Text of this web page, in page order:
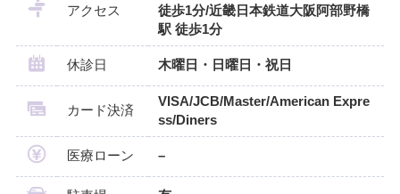
アクセス
徒歩1分/近畿日本鉄道大阪阿部野橋
駅 徒歩1分
休診日 木曜日・日曜日・祝日
カード決済
VISA/JCB/Master/American Expre
ss/Diners
医療ローン –